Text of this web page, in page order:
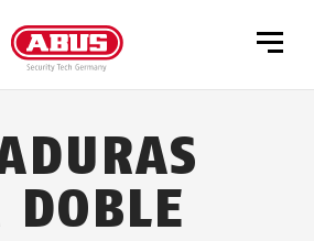
DOBLE